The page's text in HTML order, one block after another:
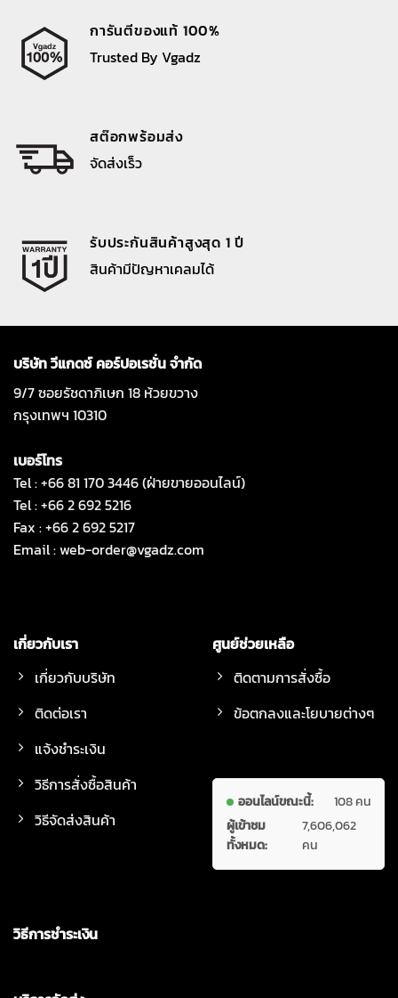
การันตีของแท้ 100%
Trusted By Vgadz
สต๊อกพร้อมส่ง
จัดส่งเร็ว
รับประกันสินค้าสูงสุด 1 ปี
สินค้ามีปัญหาเคลมได้
บริษัท วีแกดซ์ คอร์ปอเรชั่น จำกัด
9/7 ซอยรัชดาภิเษก 18 ห้วยขวาง
กรุงเทพฯ 10310
เบอร์โทร
Tel : +66 81 170 3446 (ฝ่ายขายออนไลน์)
Tel : +66 2 692 5216
Fax : +66 2 692 5217
Email :web-order@vgadz.com
เกี่ยวกับเรา
เกี่ยวกับบริษัท
ติดต่อเรา
แจ้งชำระเงิน
วิธีการสั่งซื้อสินค้า
วิธีจัดส่งสินค้า
ศูนย์ช่วยเหลือ
ติดตามการสั่งซื้อ
ข้อตกลงและโยบายต่างๆ
ออนไลน์ขณะนี้:
108 คน
ผู้เข้าชม
ทั้งหมด:
7,606,062
คน
วิธีการชำระเงิน